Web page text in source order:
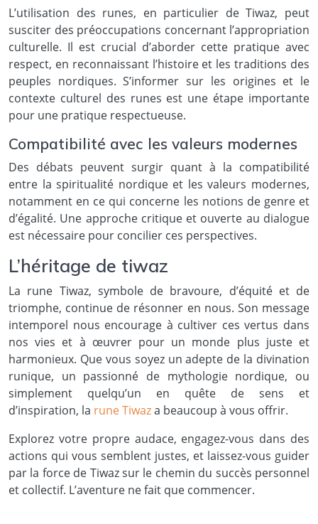
L’utilisation des runes, en particulier de Tiwaz, peut
susciter des préoccupations concernant l’appropriation
culturelle. Il est crucial d’aborder cette pratique avec
respect, en reconnaissant l’histoire et les traditions des
peuples nordiques. S’informer sur les origines et le
contexte culturel des runes est une étape importante
pour une pratique respectueuse.
Compatibilité avec les valeurs modernes
Des débats peuvent surgir quant à la compatibilité
entre la spiritualité nordique et les valeurs modernes,
notamment en ce qui concerne les notions de genre et
d’égalité. Une approche critique et ouverte au dialogue
est nécessaire pour concilier ces perspectives.
L’héritage de tiwaz
La rune Tiwaz, symbole de bravoure, d’équité et de
triomphe, continue de résonner en nous. Son message
intemporel nous encourage à cultiver ces vertus dans
nos vies et à œuvrer pour un monde plus juste et
harmonieux. Que vous soyez un adepte de la divination
runique, un passionné de mythologie nordique, ou
simplement quelqu’un en quête de sens et
d’inspiration, la rune Tiwaza beaucoup à vous offrir.
Explorez votre propre audace, engagez-vous dans des
actions qui vous semblent justes, et laissez-vous guider
par la force de Tiwaz sur le chemin du succès personnel
et collectif. L’aventure ne fait que commencer.